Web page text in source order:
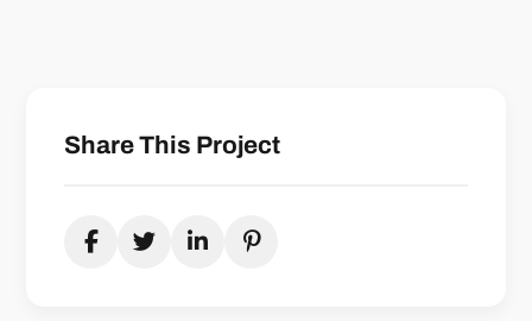
Share This Project